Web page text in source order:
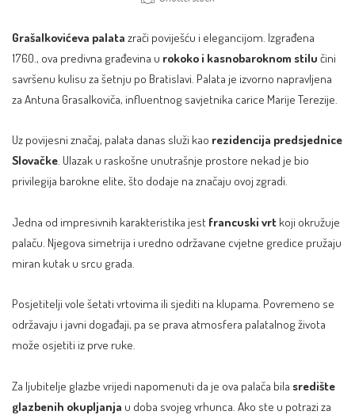
Grašalkovićeva palata zrači poviješću i elegancijom. Izgrađena
1760., ova predivna građevina u rokoko i kasnobaroknom stilu čini
savršenu kulisu za šetnju po Bratislavi. Palata je izvorno napravljena
za Antuna Grasalkoviča, influentnog savjetnika carice Marije Terezije.
Uz povijesni značaj, palata danas služi kao rezidencija predsjednice
Slovačke. Ulazak u raskošne unutrašnje prostore nekad je bio
privilegija barokne elite, što dodaje na značaju ovoj zgradi.
Jedna od impresivnih karakteristika jest francuski vrt koji okružuje
palaču. Njegova simetrija i uredno održavane cvjetne gredice pružaju
miran kutak u srcu grada.
Posjetitelji vole šetati vrtovima ili sjediti na klupama. Povremeno se
održavaju i javni događaji, pa se prava atmosfera palatalnog života
može osjetiti iz prve ruke.
Za ljubitelje glazbe vrijedi napomenuti da je ova palača bila središte
glazbenih okupljanja u doba svojeg vrhunca. Ako ste u potrazi za